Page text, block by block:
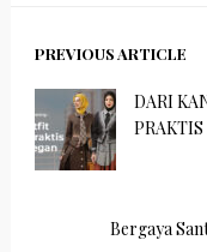
PREVIOUS ARTICLE
DARI
Bergaya